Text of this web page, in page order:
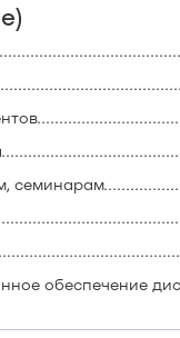
обеспечение